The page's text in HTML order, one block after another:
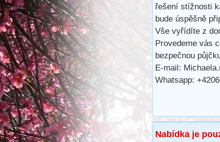
řešení stížnosti
bude úspěšně
Vše vyřídíte z
Provedeme vás
bezpečnou
E-mail:
Whatsapp:
Nabídka je